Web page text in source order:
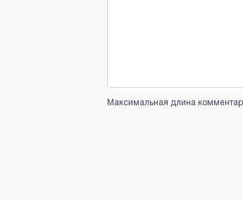
Максимальная длина